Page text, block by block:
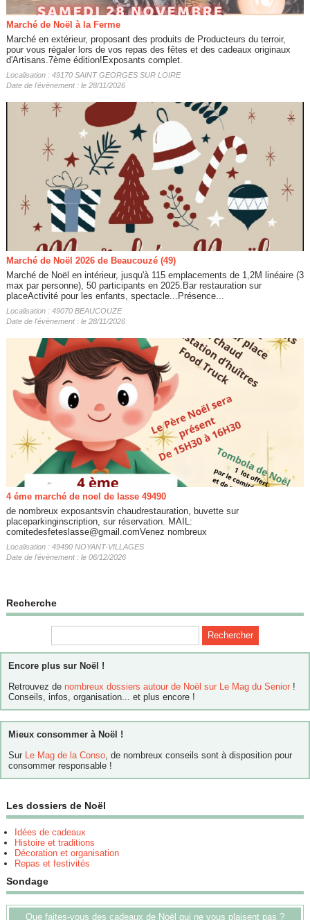
Marché de Noël à la Ferme
Marché en extérieur, proposant des produits de Producteurs du terroir,
pour vous régaler lors de vos repas des fêtes et des cadeaux originaux
d'Artisans.7ème édition!Exposants complet.
Localisation : 49170 SAINT GEORGES SUR LOIRE
Date de l'évènement : le 28/11/2026
Marché de Noël 2026 de Beaucouzé (49)
Marché de Noël en intérieur, jusqu'à 115 emplacements de 1,2M linéaire (3
max par personne), 50 participants en 2025.Bar restauration sur
placeActivité pour les enfants, spectacle...Présence...
Localisation : 49070 BEAUCOUZE
Date de l'évènement : le 28/11/2026
4 éme marché de noel de lasse 49490
de nombreux exposantsvin chaudrestauration, buvette sur
placeparkinginscription, sur réservation. MAIL:
comitedesfeteslasse@gmail.comVenez nombreux
Localisation : 49490 NOYANT-VILLAGES
Date de l'évènement : le 06/12/2026
Recherche
Encore plus sur Noël !
Retrouvez de nombreux dossiers autour de Noël sur Le Mag du Senior !
Conseils, infos, organisation... et plus encore !
Mieux consommer à Noël !
Sur
Le Mag de la Conso , de nombreux conseils sont à disposition pour
consommer responsable !
Les dossiers de Noël
Idées de cadeaux
Histoire et traditions
Décoration et organisation
Repas et festivités
Sondage
Que faites-vous des cadeaux de Noël qui ne vous plaisent pas ?